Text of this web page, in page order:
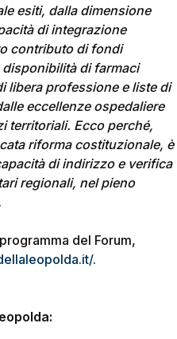
esiti, dalla dimensione
di integrazione
contributo di fondi
di farmaci
libera professione e liste di
eccellenze ospedaliere
territoriali. Ecco perché,
riforma costituzionale, è
di indirizzo e verifica
regionali, nel pieno
del Forum,
.